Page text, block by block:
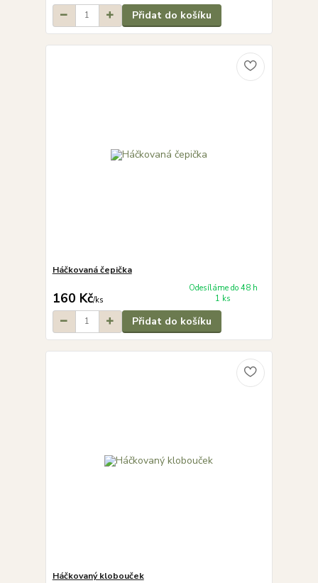
Přidat do košíku
Háčkovaná čepička
160 Kč/ks
Odesíláme do 48 h
1 ks
Přidat do košíku
Háčkovaný klobouček